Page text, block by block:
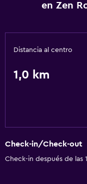
en Zen
Distancia al centro
1,0 km
Check-in/Check-out
Check-in después de las